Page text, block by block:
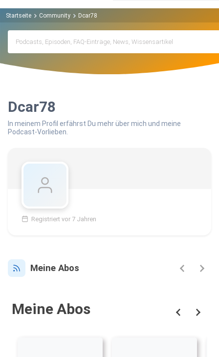
Startseite Community Dcar78
Dcar78
In meinem Profil erfährst Du mehr über mich und meine
Podcast-Vorlieben.
Registriert vor 7 Jahren
Meine Abos
Meine Abos